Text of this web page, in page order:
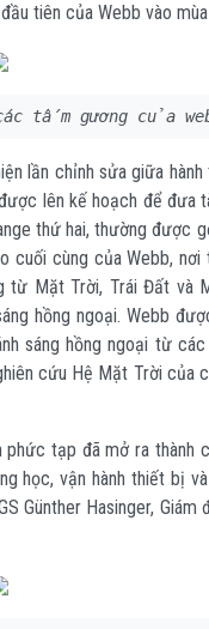
tiên của Webb vào
tấm gương của
lần chỉnh sửa giữa
lên kế hoạch để đưa
thứ hai, thường được
cuối cùng của Webb, nơi
từ Mặt Trời, Trái Đất và
hồng ngoại. Webb
sáng hồng ngoại từ
cứu Hệ Mặt Trời của
tạp đã mở ra thành
học, vận hành thiết bị
Günther Hasinger, Giám